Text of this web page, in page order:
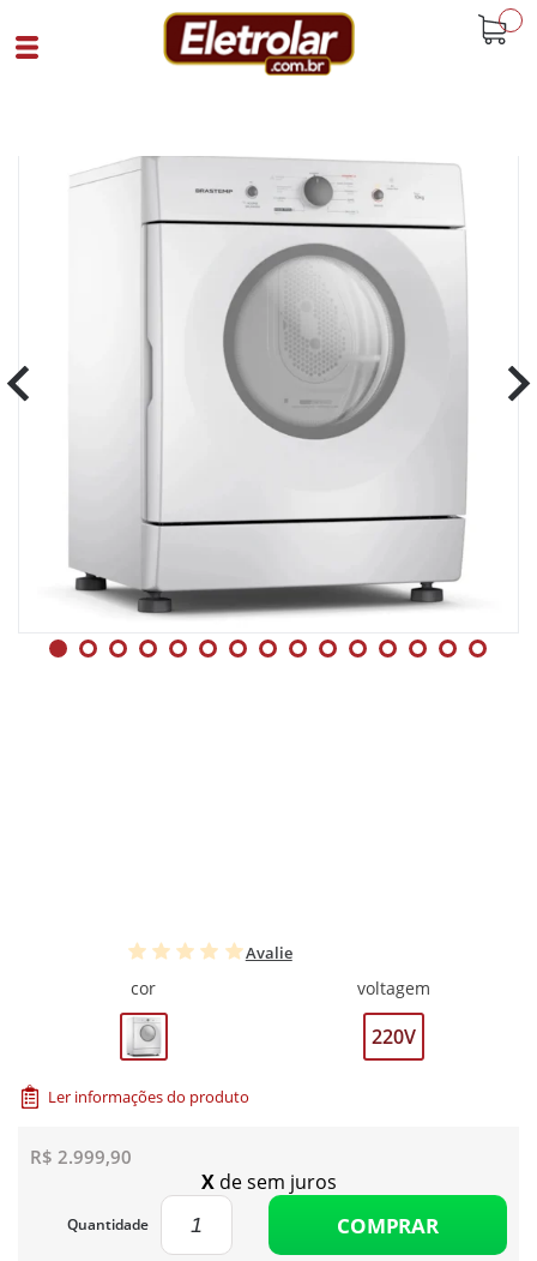
Eletrodomésticos Secadora De Roupas
Secadora Roupa Rotativa Bsr10bbbna
SKU 108865|4|1
Avalie
cor voltagem
220V
Ler informações do produto
R$ 2.999,90
Xdesem juros
Quantidade COMPRAR